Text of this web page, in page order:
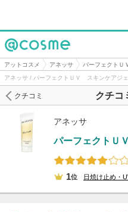
@cosme
アットコスメ アネッサ パーフェクト
アネッサ / パーフェクトＵＶ スキンケアジ
クチコ
クチコミ
アネッサ
パーフェクトＵ
1位 日焼け止め・